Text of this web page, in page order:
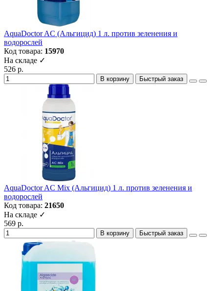
AquaDoctor AC (Альгицид) 1 л. против зеленения и
водорослей
Код товара: 15970
На складе ✓
526 р.
В корзину Быстрый заказ
AquaDoctor AC Mix (Альгицид) 1 л. против зеленения и
водорослей
Код товара: 21650
На складе ✓
569 р.
В корзину Быстрый заказ